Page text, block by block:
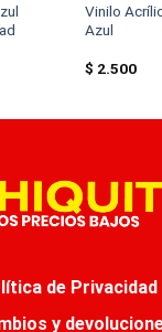
Vinilo
Azul
$ 2.500
de Privacidad
y